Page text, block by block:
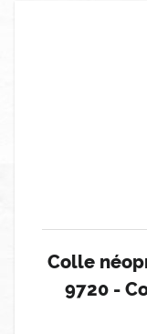
Colle
9720 -